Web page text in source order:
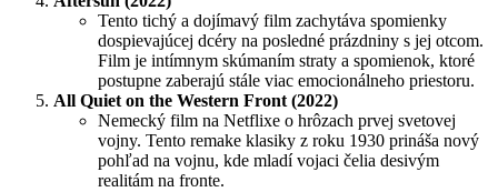
Tento tichý a dojímavý film zachytáva spomienky
dospievajúcej dcéry na posledné prázdniny s jej otcom.
Film je intímnym skúmaním straty a spomienok, ktoré
postupne zaberajú stále viac emocionálneho priestoru.
All Quiet on the Western Front (2022)
Nemecký film na Netflixe o hrôzach prvej svetovej
vojny. Tento remake klasiky z roku 1930 prináša nový
pohľad na vojnu, kde mladí vojaci čelia desivým
realitám na fronte.